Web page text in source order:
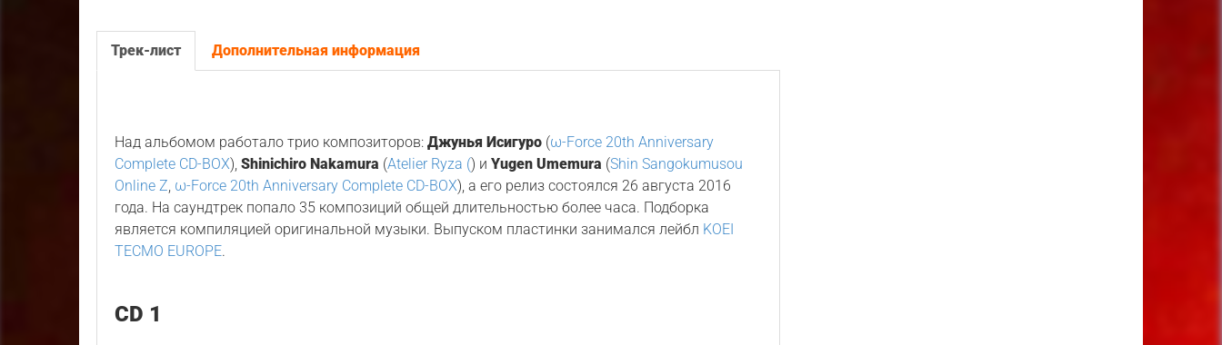
Трек-лист Дополнительная информация
Над альбомом работало трио композиторов:Джунья Исигуро (ω-Force 20th Anniversary
Complete CD-BOX),Shinichiro Nakamura (Atelier Ryza () иYugen Umemura (Shin Sangokumusou
Online Z, ω-Force 20th Anniversary Complete CD-BOX), а его релиз состоялся 26 августа 2016
года. На саундтрек попало 35 композиций общей длительностью более часа. Подборка
является компиляцией оригинальной музыки. Выпуском пластинки занимался лейбл KOEI
TECMO EUROPE.
CD 1